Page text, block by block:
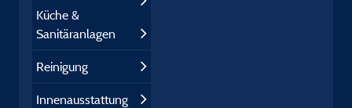
Küche &
Sanitäranlagen
Reinigung
Innenausstattung